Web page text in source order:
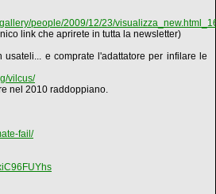
people/2009/12/23/
link che aprirete in tutta la newsletter)
usateli... e comprate l'adattatore per infilare le
vilcus/
nel 2010 raddoppiano.
fail/